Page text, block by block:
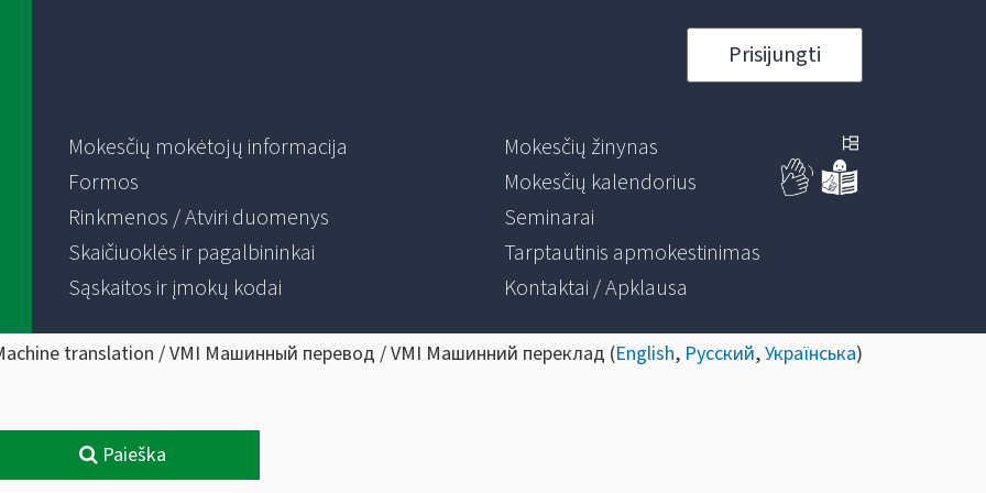
Prisijungti
Mokesčių mokėtojų informacija
Formos
Rinkmenos / Atviri duomenys
Skaičiuoklės ir pagalbininkai
Sąskaitos ir įmokų kodai
Mokesčių žinynas
Mokesčių kalendorius
Seminarai
Tarptautinis apmokestinimas
Kontaktai / Apklausa
translation / VMI Машинный перевод / VMI Машинний переклад (English, Русский,Українська)
Paieška